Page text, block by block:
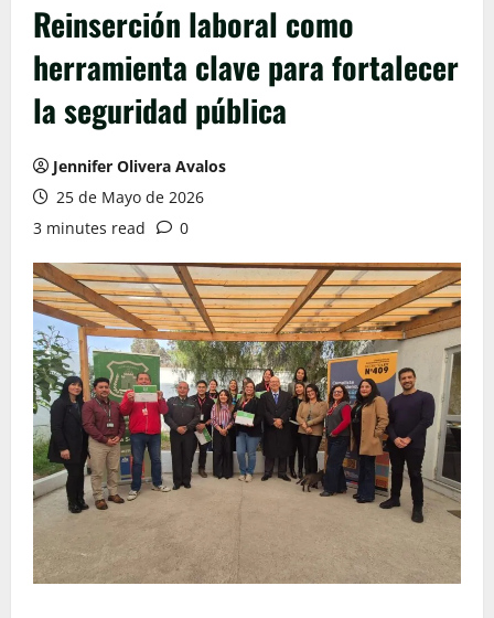
Reinserción laboral como
herramienta clave para fortalecer
la seguridad pública
Jennifer Olivera Avalos
25 de Mayo de 2026
3 minutes read
0